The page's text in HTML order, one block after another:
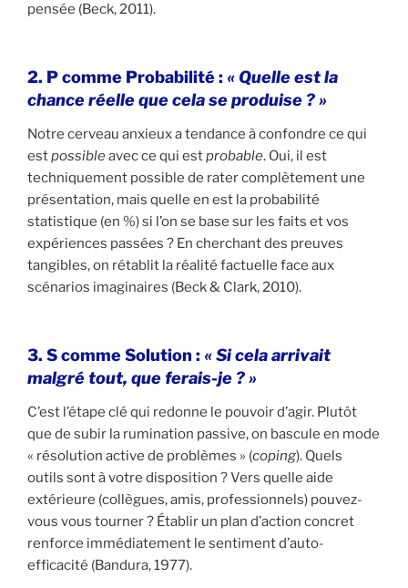
pensée (Beck, 2011).
2. P comme Probabilité : « Quelle est la
chance réelle que cela se produise ? »
Notre cerveau anxieux a tendance à confondre ce qui
estpossibleavec ce qui estprobable. Oui, il est
techniquement possible de rater complètement une
présentation, mais quelle en est la probabilité
statistique (en %) si l’on se base sur les faits et vos
expériences passées ? En cherchant des preuves
tangibles, on rétablit la réalité factuelle face aux
scénarios imaginaires (Beck & Clark, 2010).
3. S comme Solution : « Si cela arrivait
malgré tout, que ferais-je ? »
C’est l’étape clé qui redonne le pouvoir d’agir. Plutôt
que de subir la rumination passive, on bascule en mode
« résolution active de problèmes » (coping). Quels
outils sont à votre disposition ? Vers quelle aide
extérieure (collègues, amis, professionnels) pouvez-
vous vous tourner ? Établir un plan d’action concret
renforce immédiatement le sentiment d’auto-
efficacité (Bandura, 1977).